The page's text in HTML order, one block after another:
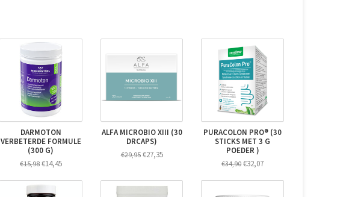
DARMOTON
VERBETERDE FORMULE
(300 G)
€15,98€14,45
ALFA MICROBIO XIII (30
DRCAPS)
€29,95€27,35
PURACOLON PRO® (30
STICKS MET 3 G
POEDER )
€34,90 €32,07